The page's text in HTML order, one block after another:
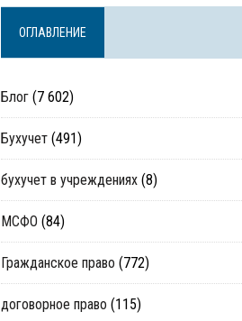
ОГЛАВЛЕНИЕ
Блог (7 602)
Бухучет (491)
бухучет в учреждениях (8)
МСФО (84)
Гражданское право (772)
договорное право (115)